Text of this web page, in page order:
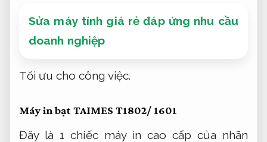
Sửa máy tính giá rẻ đáp ứng nhu cầu
doanh nghiệp
Tối ưu cho công việc.
Máy in bạt TAIMES T1802/ 1601
Đây là 1 chiếc máy in cao cấp của nhãn